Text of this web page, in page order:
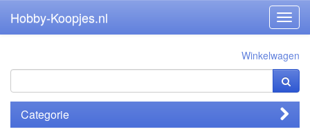
Hobby-Koopjes.nl
Winkelwagen
Categorie